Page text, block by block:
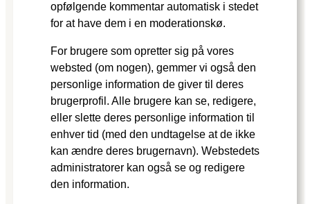
opfølgende kommentar automatisk i stedet
for at have dem i en moderationskø.
For brugere som opretter sig på vores
websted (om nogen), gemmer vi også den
personlige information de giver til deres
brugerprofil. Alle brugere kan se, redigere,
eller slette deres personlige information til
enhver tid (med den undtagelse at de ikke
kan ændre deres brugernavn). Webstedets
administratorer kan også se og redigere
den information.